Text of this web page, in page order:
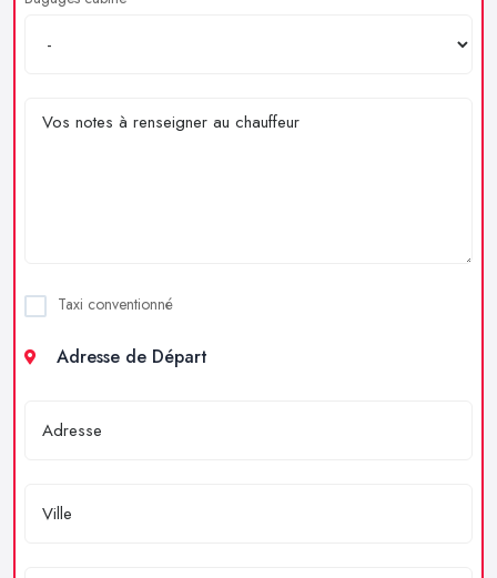
Taxi conventionné
Adresse de Départ